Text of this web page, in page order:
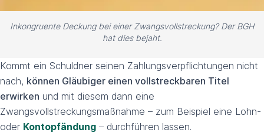
Inkongruente Deckung bei einer Zwangsvollstreckung? Der BGH
hat dies bejaht.
Kommt ein Schuldner seinen Zahlungsverpflichtungen nicht
nach, können Gläubiger einen vollstreckbaren Titel
erwirken und mit diesem dann eine
Zwangsvollstreckungsmaßnahme – zum Beispiel eine Lohn-
oder Kontopfändung – durchführen lassen.